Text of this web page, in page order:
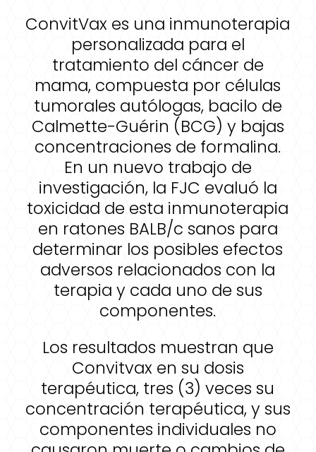
ConvitVax es una inmunoterapia
personalizada para el
tratamiento del cáncer de
mama, compuesta por células
tumorales autólogas, bacilo de
Calmette-Guérin (BCG) y bajas
concentraciones de formalina.
En un nuevo trabajo de
investigación, la FJC evaluó la
toxicidad de esta inmunoterapia
en ratones BALB/c sanos para
determinar los posibles efectos
adversos relacionados con la
terapia y cada uno de sus
componentes.
Los resultados muestran que
Convitvax en su dosis
terapéutica, tres (3) veces su
concentración terapéutica, y sus
componentes individuales no